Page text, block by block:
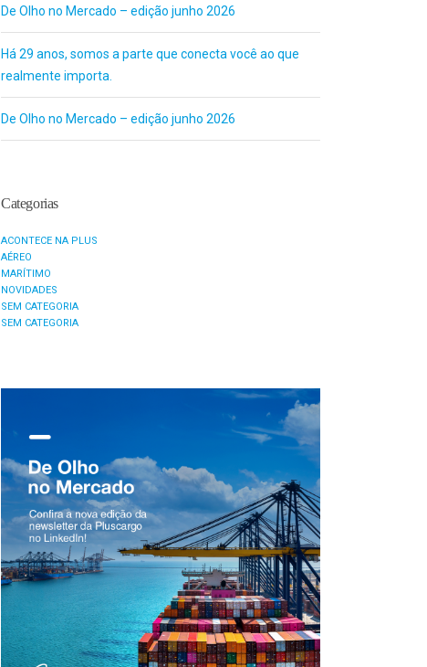
De Olho no Mercado – edição junho 2026
Há 29 anos, somos a parte que conecta você ao que
realmente importa.
De Olho no Mercado – edição junho 2026
Categorias
ACONTECE NA PLUS
AÉREO
MARÍTIMO
NOVIDADES
SEM CATEGORIA
SEM CATEGORIA